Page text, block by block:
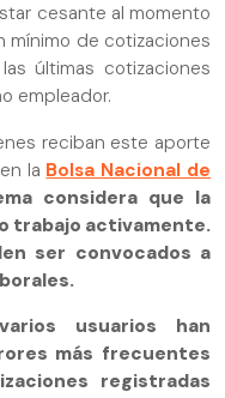
cesante al momento
mínimo de cotizaciones
últimas cotizaciones
empleador.
reciban este aporte
la Bolsa Nacional de
considera que la
trabajo activamente.
ser convocados a
varios usuarios han
más frecuentes
registradas